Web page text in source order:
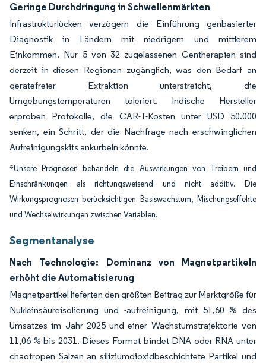
Geringe Durchdringung in Schwellenmärkten
Infrastrukturlücken verzögern die Einführung genbasierter
Diagnostik in Ländern mit niedrigem und mittlerem
Einkommen. Nur 5 von 32 zugelassenen Gentherapien sind
derzeit in diesen Regionen zugänglich, was den Bedarf an
gerätefreier Extraktion unterstreicht, die
Umgebungstemperaturen toleriert. Indische Hersteller
erproben Protokolle, die CAR-T-Kosten unter USD 50.000
senken, ein Schritt, der die Nachfrage nach erschwinglichen
Aufreinigungskits ankurbeln könnte.
*Unsere Prognosen behandeln die Auswirkungen von Treibern und
Einschränkungen als richtungsweisend und nicht additiv. Die
Wirkungsprognosen berücksichtigen Basiswachstum, Mischungseffekte
und Wechselwirkungen zwischen Variablen.
Segmentanalyse
Nach Technologie: Dominanz von Magnetpartikeln
erhöht die Automatisierung
Magnetpartikel lieferten den größten Beitrag zur Marktgröße für
Nukleinsäureisolierung und -aufreinigung, mit 51,60 % des
Umsatzes im Jahr 2025 und einer Wachstumstrajektorie von
11,06 % bis 2031. Dieses Format bindet DNA oder RNA unter
chaotropen Salzen an siliziumdioxidbeschichtete Partikel und